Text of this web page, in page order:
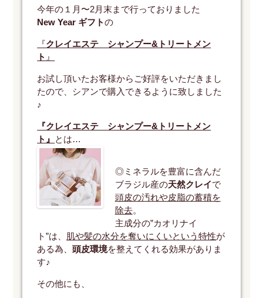
今年の１月〜2月末まで行っておりました
New Year ギフトの
『クレイエステ シャンプー&トリートメン
ト 』
お試し頂いたお客様からご好評をいただきまし
たので、シアンで購入できるように致しました
♪
『クレイエステ シャンプー&トリートメン
ト』 とは…
◎ミネラルを豊富に含んだ
ブラジル産の天然クレイで
頭皮の汚れや皮脂の蓄積を
除去。
主成分の”カオリナイ
ト”は、 肌や髪の水分を奪いにくいという特性が
ある為、頭皮環境を整えてくれる効果がありま
す♪
その他にも、